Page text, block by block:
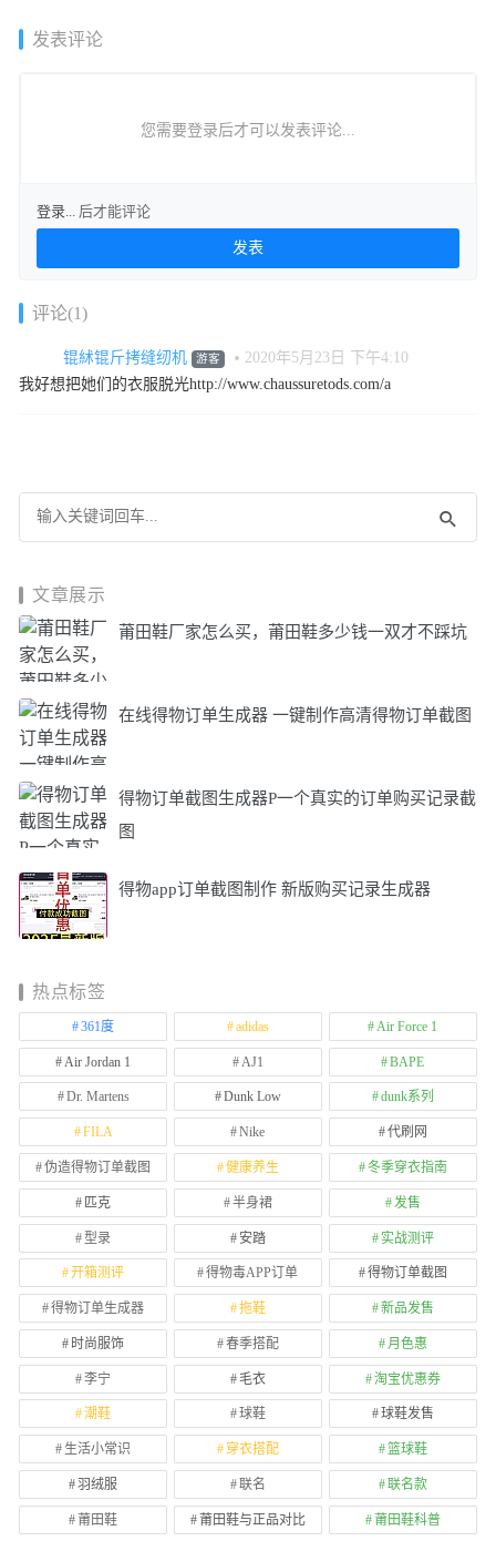
发表评论
您需要登录后才可以发表评论...
登录... 后才能评论
评论(1)
锟絉锟斤拷缝纫机 游客
2020年5月23日 下午4:10
我好想把她们的衣服脱光http://www.chaussuretods.com/a
文章展示
莆田鞋厂家怎么买，莆田鞋多少钱一双才不踩坑
在线得物订单生成器 一键制作高清得物订单截图
得物订单截图生成器P一个真实的订单购买记录截
图
得物app订单截图制作 新版购买记录生成器
热点标签
361度 adidas Air Force 1
Air Jordan 1 AJ1 BAPE
Dr. Martens Dunk Low dunk系列
FILA Nike 代刷网
伪造得物订单截图 健康养生 冬季穿衣指南
匹克 半身裙 发售
型录 安踏 实战测评
开箱测评 得物毒APP订单 得物订单截图
得物订单生成器 拖鞋 新品发售
时尚服饰 春季搭配 月色惠
李宁 毛衣 淘宝优惠券
潮鞋 球鞋 球鞋发售
生活小常识 穿衣搭配 篮球鞋
羽绒服 联名 联名款
莆田鞋 莆田鞋与正品对比 莆田鞋科普